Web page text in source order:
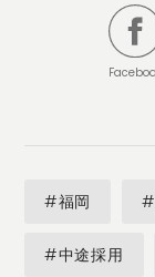
#福岡 #
#中途採用